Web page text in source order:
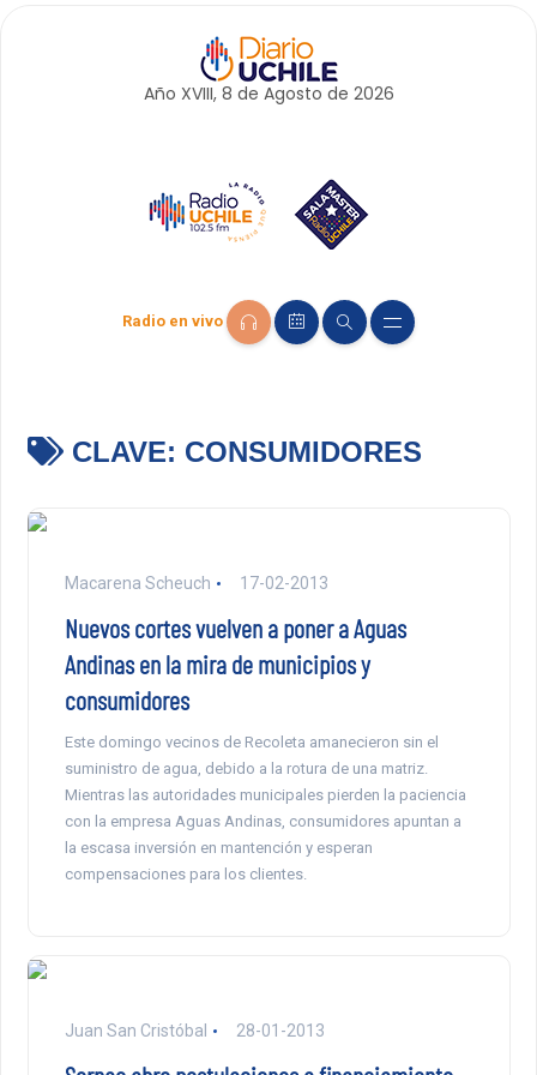
Año XVIII, 8 de Agosto de 2026
Radio en vivo
CLAVE: CONSUMIDORES
Macarena Scheuch 17-02-2013
Nuevos cortes vuelven a poner a Aguas
Andinas en la mira de municipios y
consumidores
Este domingo vecinos de Recoleta amanecieron sin el
suministro de agua, debido a la rotura de una matriz.
Mientras las autoridades municipales pierden la paciencia
con la empresa Aguas Andinas, consumidores apuntan a
la escasa inversión en mantención y esperan
compensaciones para los clientes.
Juan San Cristóbal 28-01-2013